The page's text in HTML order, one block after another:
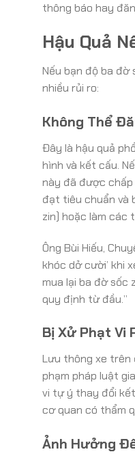
thông báo hay
Hậu Quả
Nếu bạn độ ba
nhiều rủi ro:
Không Thể
Đây là hậu quả
hình và kết cấu.
này đã được chấp
đạt tiêu chuẩn và
zin) hoặc làm các
Ông Bùi Hiếu,
khóc dở cười’ khi
mua lại ba đờ sốc
quy định từ đầu.”
Bị Xử Phạt Vi
Lưu thông xe trên
phạm pháp luật
vi tự ý thay đổi
cơ quan có thẩm
Ảnh Hưởng